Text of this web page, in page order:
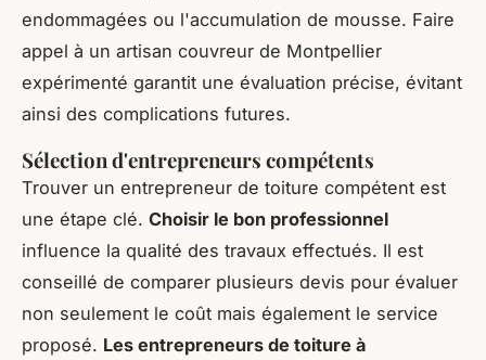
endommagées ou l'accumulation de mousse. Faire
appel à un artisan couvreur de Montpellier
expérimenté garantit une évaluation précise, évitant
ainsi des complications futures.
Sélection d'entrepreneurs compétents
Trouver un entrepreneur de toiture compétent est
une étape clé. Choisir le bon professionnel
influence la qualité des travaux effectués. Il est
conseillé de comparer plusieurs devis pour évaluer
non seulement le coût mais également le service
proposé. Les entrepreneurs de toiture à